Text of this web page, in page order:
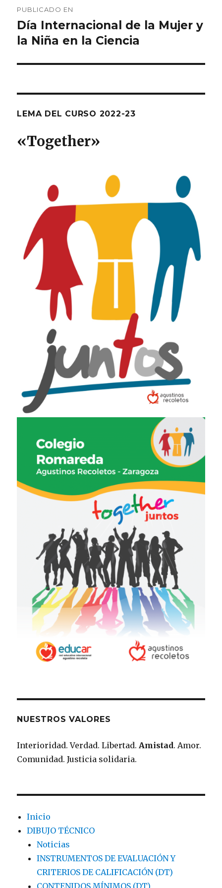
de
entradas
PUBLICADO EN
Día Internacional de la Mujer y
la Niña en la Ciencia
LEMA DEL CURSO 2022-23
«Together»
NUESTROS VALORES
Interioridad. Verdad. Libertad. Amistad. Amor.
Comunidad. Justicia solidaria.
Inicio
DIBUJO TÉCNICO
Noticias
INSTRUMENTOS DE EVALUACIÓN Y
CRITERIOS DE CALIFICACIÓN (DT)
CONTENIDOS MÍNIMOS (DT)